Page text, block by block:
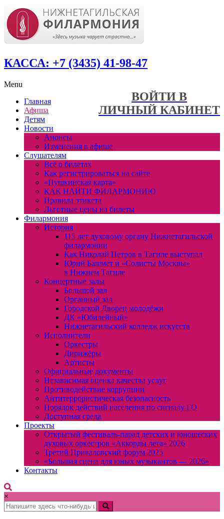
КАССА: +7 (3435) 41-98-47
ВОЙТИ В
ЛИЧНЫЙ КАБИНЕТ
Menu
Главная
Афиша
Детям
Новости
Анонсы
Изменения в афише
Слушателям
Всё о билетах
Как регистрироваться на сайте
«Пушкинская карта»
КАК НАЙТИ ФИЛАРМОНИЮ
Правила этикета
Льготные цены на билеты
Филармония
История
115 лет духовому органу Нижнетагильской
филармонии
Как Николай Петров в Тагиле выступал
Юрий Башмет и «Солисты Москвы»
в Нижнем Тагиле
Концертные залы
Большой зал
Органный зал
Городской Дворец молодёжи
ДК «Юбилейный»
Нижнетагильский колледж искусств
Исполнители
Оркестры
Дирижёры
Артисты
Официальные документы
Независимая оценка качества услуг
Противодействие коррупции
Антитеррористическая безопасность
Порядок действий населения по сигналу ГО
Доступная среда
Проекты
Открытый фестиваль-парад детских и юношеских
духовых оркестров «Аккорды лета» 2026
Третий Приваловский форум 2025
«Большая сцена для юных музыкантов — 2026»
Контакты
×